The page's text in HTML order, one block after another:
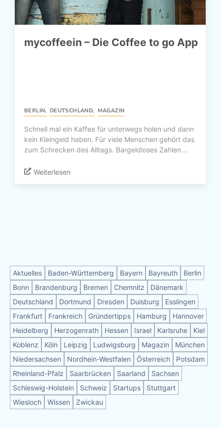
mycoffeein – Die Coffee to go App
BERLIN, DEUTSCHLAND, MAGAZIN
Schnell mal ein Kaffee für unterwegs holen und dann
kein Kleingeld haben. Für viele Menschen gehört das
zum Schrecken des Alltags. Bargeldloses Zahlen...
Weiterlesen
Aktuelles Baden-Württemberg Bayern Bayreuth
Berlin
Bonn
Brandenburg Bremen Chemnitz
Dänemark
Deutschland
Dortmund Dresden Duisburg
Esslingen
Frankfurt
Frankreich Gründertipps Hamburg
Hannover
Heidelberg
Herzogenrath Hessen Israel Karlsruhe
Kiel
Koblenz
Köln Leipzig Ludwigsburg Magazin
München
Niedersachsen
Nordhein-Westfalen Österreich
Potsdam
Rheinland-Pfalz
Saarbrücken Saarland
Sachsen
Schleswig-Holstein
Schweiz Startups
Stuttgart
Wiesloch
Wissen Zwickau